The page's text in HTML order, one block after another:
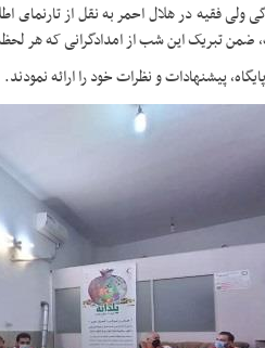
ولی فقیه در هلال احمر به نقل از
ضمن تبریک این شب از امدادگرانی که
پیشنهادات و نظرات خود را ارائه نمودند.